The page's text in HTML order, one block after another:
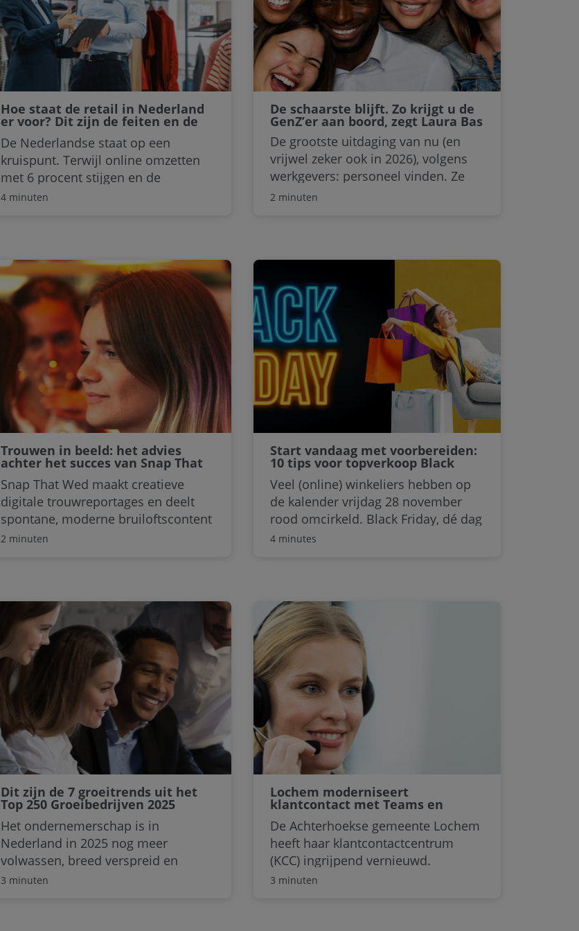
moment.”
Hoe staat de retail in Nederland
er voor? Dit zijn de feiten en de
De Nederlandse staat op een
kruispunt. Terwijl online omzetten
met 6 procent stijgen en de
detailhandel als geheel groeit,
vacatures dalen met 25 procent,
terwijl concurrentie verscherpt. Dit
zijn de cijfers en de trends.
4 minuten
De schaarste blijft. Zo krijgt u de
GenZ’er aan boord, zegt Laura Bas
De grootste uitdaging van nu (en
vrijwel zeker ook in 2026), volgens
werkgevers: personeel vinden. Ze
hebben moeite met het ‘vinden en
ze voor sommigen zijn? Met Laura
Bas, auteur van de GenZclopedie,
tacklen we de fabels en verkennen
we de beste manieren om in contact
te komen met de ‘werknemer van de
toekomst’.
2 minuten
Trouwen in beeld: het advies
achter het succes van Snap That
Snap That Wed maakt creatieve
digitale trouwreportages en deelt
spontane, moderne bruiloftscontent
via Instagram. Ondernemer Caroline
trouwdag. Ze vond een gat in de
markt en dankt haar vader voor zijn
‘Advies van je Leven’.
2 minuten
Start vandaag met voorbereiden:
10 tips voor topverkoop Black
Friday
Veel (online) winkeliers hebben op
de kalender vrijdag 28 november
rood omcirkeld. Black Friday, dé dag
van het jaar om de verkopen te
experts om online verkopen te
maximaliseren, websitecrashes te
voorkomen en goed op te vallen in
de hevige concurrentie van dit
wereldwijde winkelevenement.
4 minutes
Dit zijn de 7 groeitrends uit het
Top 250 Groeibedrijven 2025
onderzoek
Het ondernemerschap is in
Nederland in 2025 nog meer
volwassen, breed verspreid en
impactgericht geworden. Groei is
3 minuten
Lochem moderniseert
klantcontact met Teams en
Vodafone storm
De Achterhoekse gemeente Lochem
heeft haar klantcontactcentrum
(KCC) ingrijpend vernieuwd.
Dankzij Vodafone Calling – bellen via
3 minuten